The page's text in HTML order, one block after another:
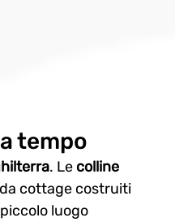
tempo
. Le colline
cottage costruiti
luogo